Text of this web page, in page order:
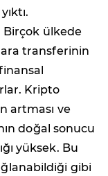
Birçok ülkede
transferinin
Kripto
artması ve
doğal sonucu
yüksek. Bu
gibi